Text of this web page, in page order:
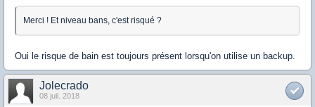
Merci ! Et niveau bans, c'est risqué ?
Oui le risque de bain est toujours présent lorsqu'on utilise un backup.
Jolecrado
08 juil. 2018